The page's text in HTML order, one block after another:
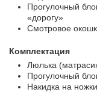
Прогулочный
«дорогу»
Смотровое
Комплектация
Люлька
Прогулочный
Накидка на